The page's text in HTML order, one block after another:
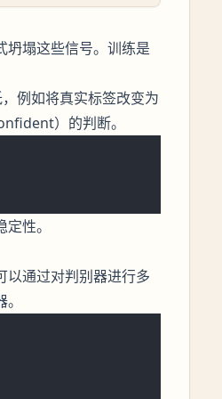
坍塌这些信号。训练是
例如将真实标签改变为
）的判断。
性。
以通过对判别器进行多